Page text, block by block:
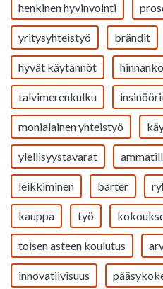
henkinen hyvinvointi
yritysyhteistyö brändit
hyvät käytännöt
talvimerenkulku
monialainen yhteistyö
ylellisyystavarat
leikkiminen barter
kauppa työ
toisen asteen koulutus
innovatiivisuus